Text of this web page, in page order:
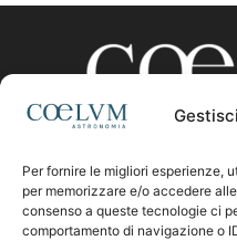
Per fornire le migliori esperienze,
per memorizzare e/o accedere
consenso a queste tecnologie ci
comportamento di navigazione o
CHI